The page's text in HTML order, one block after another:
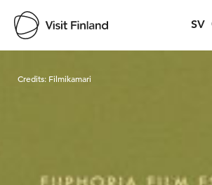
SV
Credits: Filmikamari